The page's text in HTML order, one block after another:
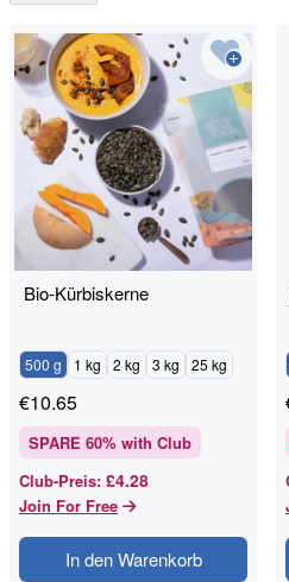
Bio-Kürbiskerne
500 g 1 kg 2 kg 3 kg 25 kg
€10.65
SPARE 60% with Club
Club-Preis: £4.28
Join For Free
In den Warenkorb